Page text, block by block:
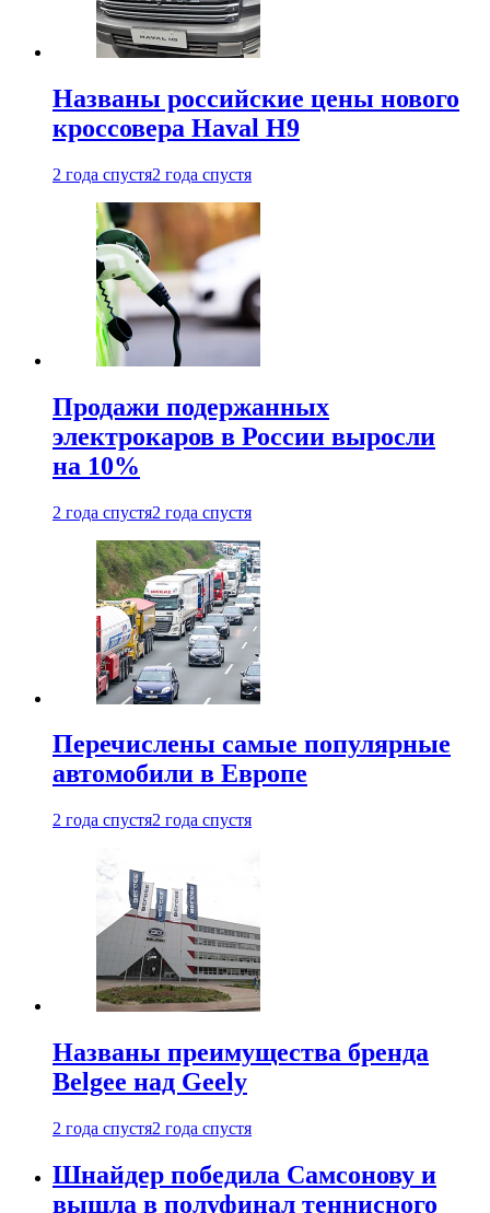
Названы российские цены нового
кроссовера Haval H9
2 года спустя2 года спустя
Продажи подержанных
электрокаров в России выросли
на 10%
2 года спустя2 года спустя
Перечислены самые популярные
автомобили в Европе
2 года спустя2 года спустя
Названы преимущества бренда
Belgee над Geely
2 года спустя2 года спустя
Шнайдер победила Самсонову и
вышла в полуфинал теннисного